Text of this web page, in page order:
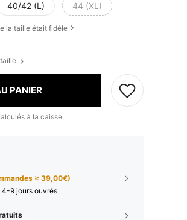
40/42 (L) 44 (XL)
la taille était fidèle
PANIER
à la caisse.
≥ 39,00€)
4-9 jours ouvrés